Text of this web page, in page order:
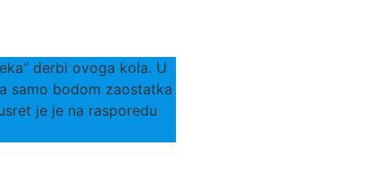
derbi ovoga kola. U
samo bodom zaostatka
je je na rasporedu